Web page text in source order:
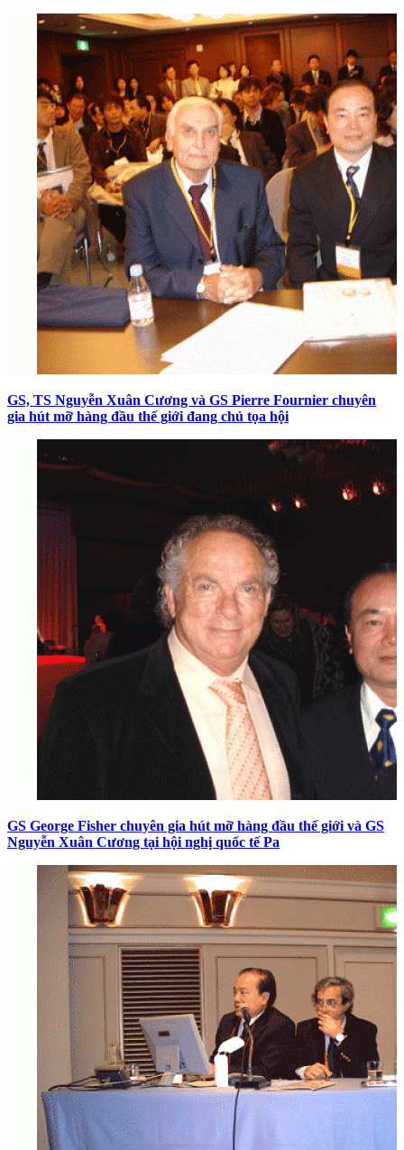
GS, TS Nguyễn Xuân Cương và GS Pierre Fournier chuyên
gia hút mỡ hàng đầu thế giới đang chủ tọa hội
GS George Fisher chuyên gia hút mỡ hàng đầu thế giới và GS
Nguyễn Xuân Cương tại hội nghị quốc tế Pa